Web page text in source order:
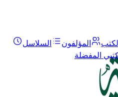
المؤلفون
السلاسل
المفضلة